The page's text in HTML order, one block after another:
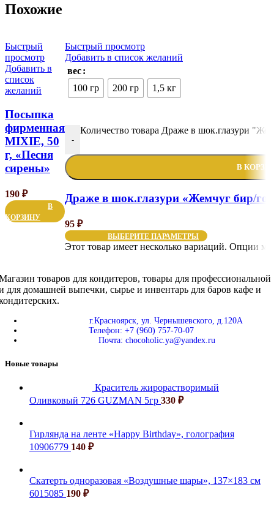
Похожие
Быстрый
просмотр
Добавить в
список
желаний
Посыпка
фирменная
MIXIE, 50
г, «Песня
сирены»
190 ₽
В
КОРЗИНУ
Быстрый просмотр
Добавить в список желаний
вес
100 гр
200 гр 1,5 кг
-
Количество товара Драже в шок.глазури
В
Драже в шок.глазури «Жемчуг бир/
95 ₽
ВЫБЕРИТЕ ПАРАМЕТРЫ
Этот товар имеет несколько вариаций. Опции
товаров для кондитеров, товары для профессиональной
для домашней выпечки, сырье и инвентарь для баров кафе и
г.Красноярск, ул. Чернышевского, д.120А
Телефон: +7 (960) 757-70-07
Почта: chocoholic.ya@yandex.ru
Новые товары
Краситель жирорастворимый
Оливковый 726 GUZMAN 5гр 330 ₽
Гирлянда на ленте «Happy Birthday», голография
10906779 140 ₽
Скатерть одноразовая «Воздушные шары», 137×183 см
6015085 190 ₽